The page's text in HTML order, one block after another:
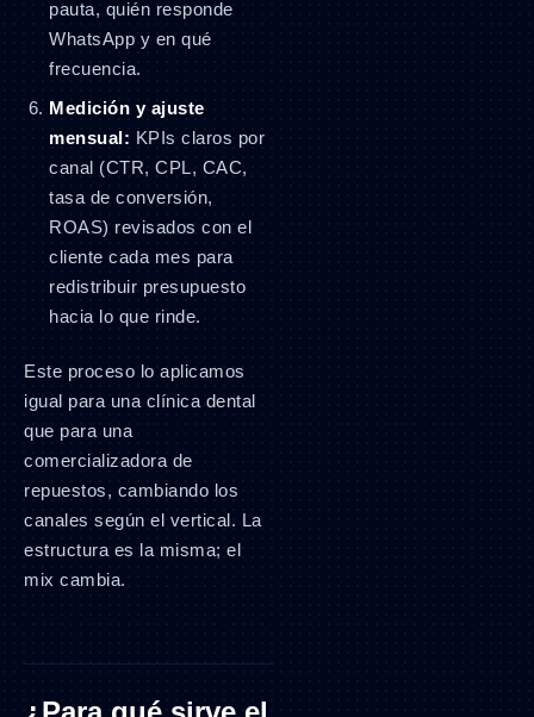
pauta, quién responde
WhatsApp y en qué
frecuencia.
Medición y ajuste
mensual: KPIs claros por
canal (CTR, CPL, CAC,
tasa de conversión,
ROAS) revisados con el
cliente cada mes para
redistribuir presupuesto
hacia lo que rinde.
Este proceso lo aplicamos
igual para una clínica dental
que para una
comercializadora de
repuestos, cambiando los
canales según el vertical. La
estructura es la misma; el
mix cambia.